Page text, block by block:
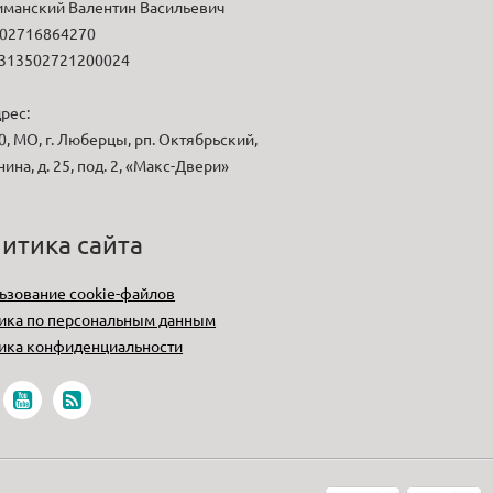
Валентин Васильевич
МО, г. Люберцы, рп. Октябрьский,
д. 25, под. 2, «Макс-Двери»
сайта
cookie-файлов
по персональным данным
конфиденциальности